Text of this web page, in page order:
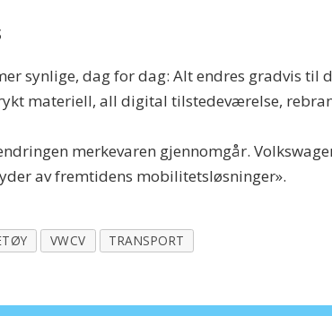
synlige, dag for dag: Alt endres gradvis til
materiell, all digital tilstedeværelse,
merkevaren gjennomgår.
av fremtidens mobilitetsløsninger».
VWCV TRANSPORT